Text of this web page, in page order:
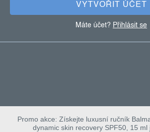
VYTVOŘIT ÚČET
Máte účet? Přihlásit se
Promo akce: Získejte luxusní ručník
dynamic skin recovery SPF50, 15 ml